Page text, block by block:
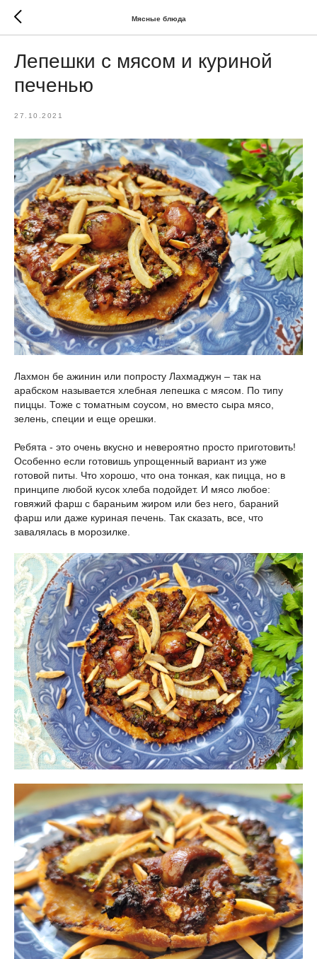
Мясные блюда
Лепешки с мясом и куриной
печенью
27.10.2021
Лахмон бе ажинин или попросту Лахмаджун – так на
арабском называется хлебная лепешка с мясом. По типу
пиццы. Тоже с томатным соусом, но вместо сыра мясо,
зелень, специи и еще орешки.
Ребята - это очень вкусно и невероятно просто приготовить!
Особенно если готовишь упрощенный вариант из уже
готовой питы. Что хорошо, что она тонкая, как пицца, но в
принципе любой кусок хлеба подойдет. И мясо любое:
говяжий фарш с бараньим жиром или без него, бараний
фарш или даже куриная печень. Так сказать, все, что
завалялась в морозилке.